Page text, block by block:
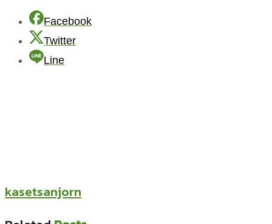
Facebook
Twitter
Line
kasetsanjorn